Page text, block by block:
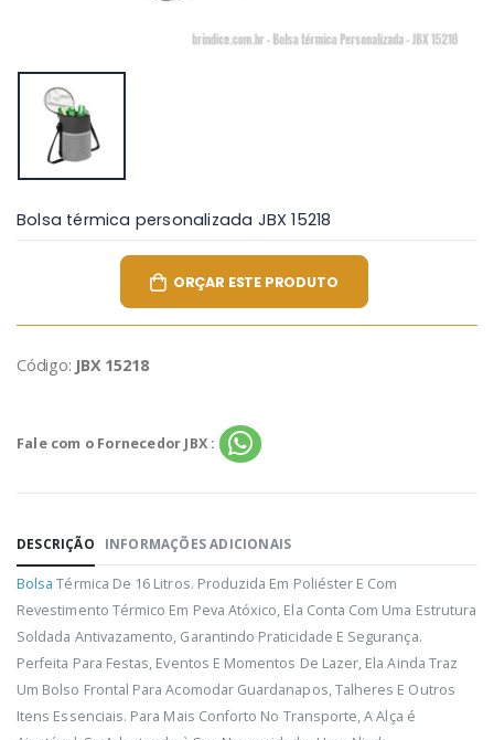
Bolsa térmica personalizada JBX 15218
ORÇAR ESTE PRODUTO
Código: JBX 15218
Fale com o Fornecedor JBX :
DESCRIÇÃO INFORMAÇÕES ADICIONAIS
Bolsa Térmica De 16 Litros. Produzida Em Poliéster E Com
Revestimento Térmico Em Peva Atóxico, Ela Conta Com Uma Estrutura
Soldada Antivazamento, Garantindo Praticidade E Segurança.
Perfeita Para Festas, Eventos E Momentos De Lazer, Ela Ainda Traz
Um Bolso Frontal Para Acomodar Guardanapos, Talheres E Outros
Itens Essenciais. Para Mais Conforto No Transporte, A Alça é